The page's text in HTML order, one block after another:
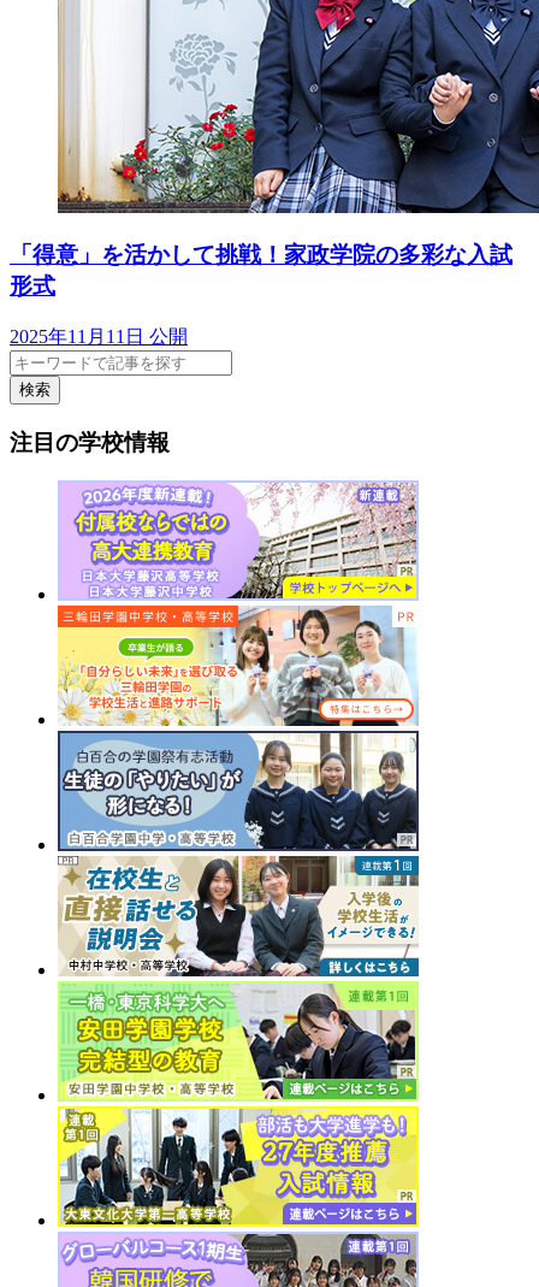
「得意」を活かして挑戦！家政学院の多彩な入試
形式
2025年11月11日 公開
検索
注目の学校情報